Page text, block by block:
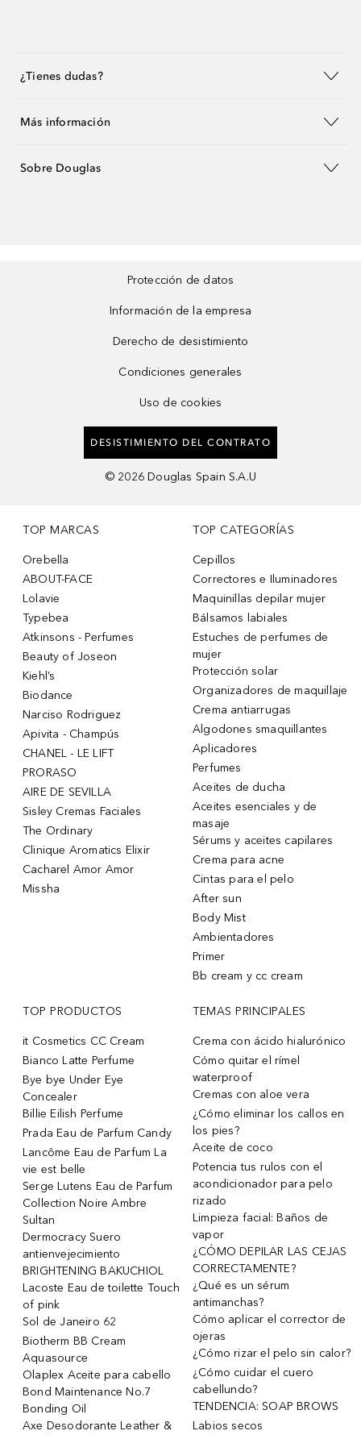
¿Tienes dudas?
Más información
Sobre Douglas
Protección de datos
Información de la empresa
Derecho de desistimiento
Condiciones generales
Uso de cookies
DESISTIMIENTO DEL CONTRATO
© 2026 Douglas Spain S.A.U
TOP MARCAS
Orebella
ABOUT-FACE
Lolavie
Typebea
Atkinsons - Perfumes
Beauty of Joseon
Kiehl’s
Biodance
Narciso Rodriguez
Apivita - Champús
CHANEL - LE LIFT
PRORASO
AIRE DE SEVILLA
Sisley Cremas Faciales
The Ordinary
Clinique Aromatics Elixir
Cacharel Amor Amor
Missha
TOP CATEGORÍAS
Cepillos
Correctores e Iluminadores
Maquinillas depilar mujer
Bálsamos labiales
Estuches de perfumes de
mujer
Protección solar
Organizadores de maquillaje
Crema antiarrugas
Algodones smaquillantes
Aplicadores
Perfumes
Aceites de ducha
Aceites esenciales y de
masaje
Sérums y aceites capilares
Crema para acne
Cintas para el pelo
After sun
Body Mist
Ambientadores
Primer
Bb cream y cc cream
TOP PRODUCTOS
it Cosmetics CC Cream
Bianco Latte Perfume
Bye bye Under Eye
Concealer
Billie Eilish Perfume
Prada Eau de Parfum Candy
Lancôme Eau de Parfum La
vie est belle
Serge Lutens Eau de Parfum
Collection Noire Ambre
Sultan
Dermocracy Suero
antienvejecimiento
BRIGHTENING BAKUCHIOL
Lacoste Eau de toilette Touch
of pink
Sol de Janeiro 62
Biotherm BB Cream
Aquasource
Olaplex Aceite para cabello
Bond Maintenance No.7
Bonding Oil
Axe Desodorante Leather &
TEMAS PRINCIPALES
Crema con ácido hialurónico
Cómo quitar el rímel
waterproof
Cremas con aloe vera
¿Cómo eliminar los callos en
los pies?
Aceite de coco
Potencia tus rulos con el
acondicionador para pelo
rizado
Limpieza facial: Baños de
vapor
¿CÓMO DEPILAR LAS CEJAS
CORRECTAMENTE?
¿Qué es un sérum
antimanchas?
Cómo aplicar el corrector de
ojeras
¿Cómo rizar el pelo sin calor?
¿Cómo cuidar el cuero
cabellundo?
TENDENCIA: SOAP BROWS
Labios secos